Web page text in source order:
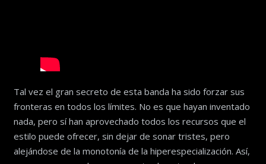
Tal vez el gran secreto de esta banda ha sido forzar sus
fronteras en todos los límites. No es que hayan inventado
nada, pero sí han aprovechado todos los recursos que el
estilo puede ofrecer, sin dejar de sonar tristes, pero
alejándose de la monotonía de la hiperespecialización. Así,